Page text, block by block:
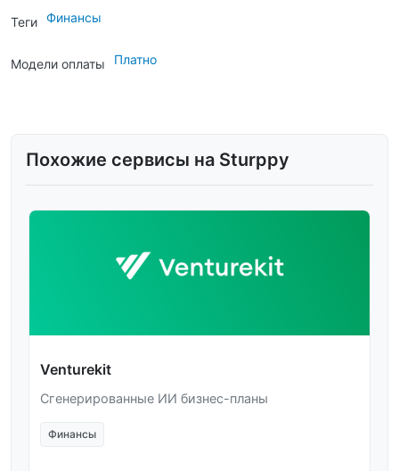
Теги Финансы
Модели оплаты Платно
Похожие сервисы на Sturppy
Venturekit
Сгенерированные ИИ бизнес-планы
Финансы